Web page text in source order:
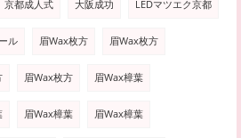
京都成人式 大阪成功 LEDマツエク京都
ル 眉Wax枚方 眉Wax枚方
眉Wax枚方 眉Wax樟葉
眉Wax樟葉 眉Wax樟葉